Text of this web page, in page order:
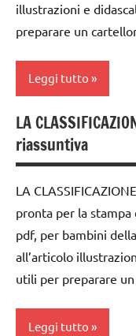
DELL'ANNO
materiale
nomenclature
SCIENZE
scienze
scienze:
piante
TUTTI GLI
ARGOMENTI
PER ETA'
TUTTI GLI
ARTICOLI
5a
anni
DOWNLOAD
Festa
degli
FESTE
DELL'ANNO
materiale
didattico
SCIENZE
illustrazioni e
preparare un
Leggi tutto
classe
3a
4a
5a
dai
anni
LA
riassuntiva
LA
pronta per la
pdf, per bambini
all’articolo
utili per preparare
Leggi tutto